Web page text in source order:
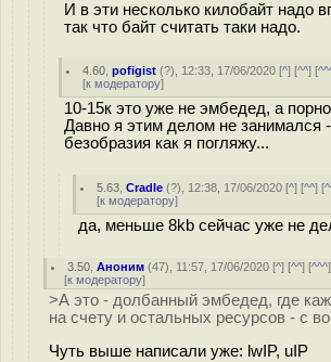
И в эти несколько килобайт надо
так что байт считать таки надо.
4.60 ,pofigist (?), 12:33, 17/06/2020 [^] [^^] [
[к модератору]
10-15к это уже не эмбедед, а
Давно я этим делом не занимался
безобразия как я погляжу...
5.63 ,Cradle (?), 12:38, 17/06/2020 [^] [^^] [
[к модератору]
да, меньше 8kb сейчас уже не
3.50 ,Аноним (47), 11:57, 17/06/2020 [^] [^^] [^^^
[к модератору]
>А это - долбанный эмбедед, где
на счету и остальных ресурсов - с
Чуть выше написали уже: lwIP, uIP